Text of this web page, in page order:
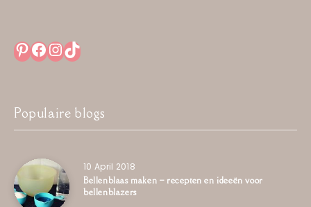
Pinterest
Facebook
Instagram
TikTok
Populaire blogs
10 April 2018
Bellenblaas maken – recepten en ideeën voor
bellenblazers